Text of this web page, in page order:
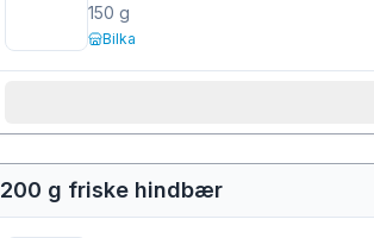
150 g
Bilka
200 g friske hindbær